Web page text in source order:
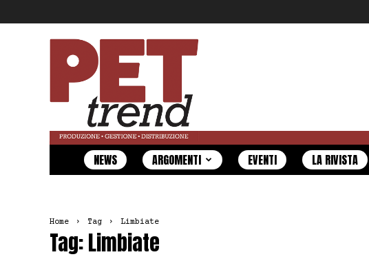
Pet
Trend
NEWS ARGOMENTI EVENTI LA RIVISTA
Home Tag Limbiate
Tag: Limbiate